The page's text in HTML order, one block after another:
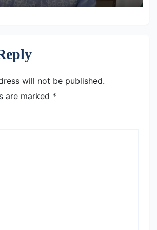
will not be published.
are marked *